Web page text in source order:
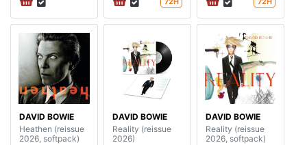
72H 72H
DAVID BOWIE
Heathen (reissue
2026, softpack)
DAVID BOWIE
Reality (reissue
2026)
DAVID BOWIE
Reality (reissue
2026, softpack)